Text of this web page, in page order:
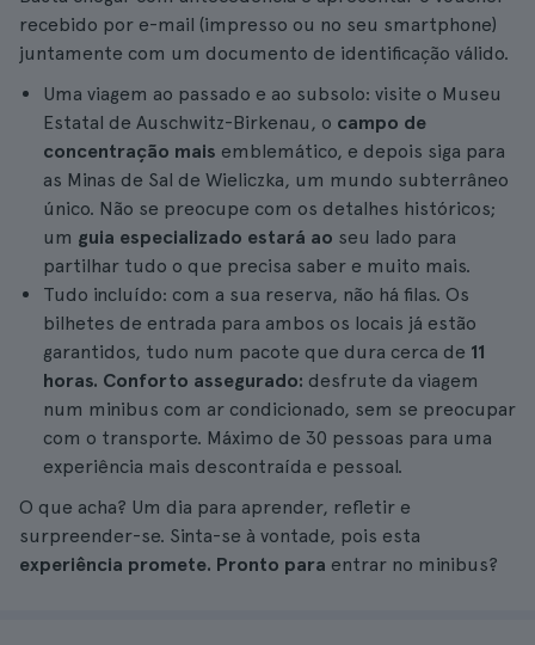
recebido por e-mail (impresso ou no seu smartphone)
juntamente com um documento de identificação válido.
Uma viagem ao passado e ao subsolo: visite o Museu
Estatal de Auschwitz-Birkenau, o campo de
concentração mais emblemático, e depois siga para
as Minas de Sal de Wieliczka, um mundo subterrâneo
único. Não se preocupe com os detalhes históricos;
um guia especializado estará ao seu lado para
partilhar tudo o que precisa saber e muito mais.
Tudo incluído: com a sua reserva, não há filas. Os
bilhetes de entrada para ambos os locais já estão
garantidos, tudo num pacote que dura cerca de 11
horas. Conforto assegurado: desfrute da viagem
num minibus com ar condicionado, sem se preocupar
com o transporte. Máximo de 30 pessoas para uma
experiência mais descontraída e pessoal.
O que acha? Um dia para aprender, refletir e
surpreender-se. Sinta-se à vontade, pois esta
experiência promete. Pronto para entrar no minibus?